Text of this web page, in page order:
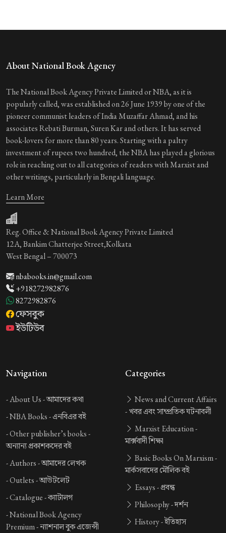
About National Book Agency
The National Book Agency Private Limited or NBA, as it is
popularly called, was established on 26 June 1939 by one of the
pioneer communist leaders of India Muzaffar Ahmad, and his
associates Rebati Burman, Suren Kar and others. It has served
book-lovers for more than 80 years. Starting with a paltry
investment of rupees two hundred, the NBA has played a glorious
role in reaching out to all categories of readers with Marxist and
other writings, particularly in Bengali language.
Learn More
Reg. Office & National Book Agency Private Limited
12A, Bankim Chatterjee Street,Kolkata
West Bengal – 700073
nbabooks.in@gmail.com
+918272982876
8272982876
ফেসবুক
ইউটিউব
Navigation
-About Us -আমাদের কথা
-NBA Books -এনবিএর বই
-Other publisher’s books -
অন্যান্য প্রকাশকদের বই
-Authors -আমাদের লেখক
-Outlets -আউটলেট
-Catalogue -ক্যাটালগ
-National Book Agency
Premium -ন্যাশনাল বুক এজেন্সী
Categories
News and Current Affairs
-খবর এবং সাম্প্রতিক ঘটনাবলী
Marxist Education -
মার্ক্সবাদী শিক্ষা
Basic Books On Marxism -
মার্কসবাদের মৌলিক বই
Essays -প্রবন্ধ
Philosophy -দর্শন
History -ইতিহাস